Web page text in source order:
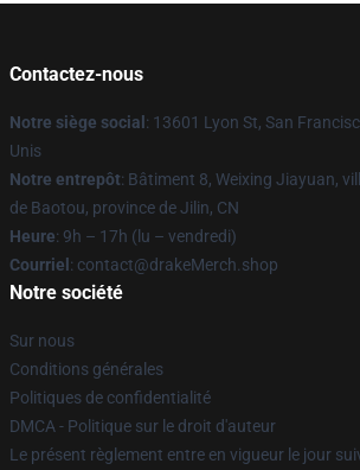
Contactez-nous
Notre siège social : 13601 Lyon St, San
Unis
Notre entrepôt: Bâtiment 8, Weixing Jiayuan,
de Baotou, province de Jilin, CN
Heure: 9h – 17h (lu – vendredi)
Courriel : contact@drakeMerch.shop
Notre société
Sur nous
Conditions générales
Politiques de confidentialité
DMCA - Politique sur le droit d'auteur
Le présent règlement entre en vigueur le jour